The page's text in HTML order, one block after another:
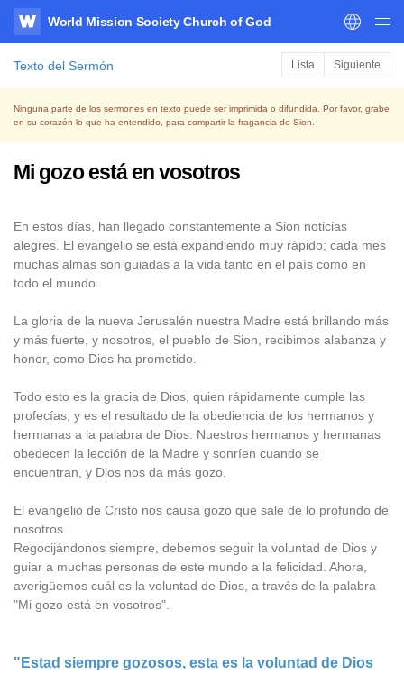
WATV
World Mission Society Church of God
Texto del Sermón Lista Siguiente
Ninguna parte de los sermones en texto puede ser imprimida o difundida. Por favor, grabe
en su corazón lo que ha entendido, para compartir la fragancia de Sion.
Mi gozo está en vosotros
En estos días, han llegado constantemente a Sion noticias
alegres. El evangelio se está expandiendo muy rápido; cada mes
muchas almas son guiadas a la vida tanto en el país como en
todo el mundo.
La gloria de la nueva Jerusalén nuestra Madre está brillando más
y más fuerte, y nosotros, el pueblo de Sion, recibimos alabanza y
honor, como Dios ha prometido.
Todo esto es la gracia de Dios, quien rápidamente cumple las
profecías, y es el resultado de la obediencia de los hermanos y
hermanas a la palabra de Dios. Nuestros hermanos y hermanas
obedecen la lección de la Madre y sonríen cuando se
encuentran, y Dios nos da más gozo.
El evangelio de Cristo nos causa gozo que sale de lo profundo de
nosotros.
Regocijándonos siempre, debemos seguir la voluntad de Dios y
guiar a muchas personas de este mundo a la felicidad. Ahora,
averigüemos cuál es la voluntad de Dios, a través de la palabra
"Mi gozo está en vosotros".
"Estad siempre gozosos, esta es la voluntad de Dios